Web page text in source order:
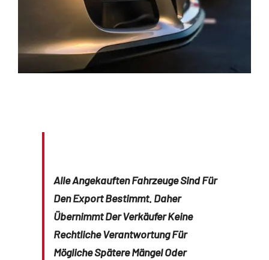
Alle Angekauften Fahrzeuge Sind Für
Den Export Bestimmt. Daher
Übernimmt Der Verkäufer Keine
Rechtliche Verantwortung Für
Mögliche Spätere Mängel Oder